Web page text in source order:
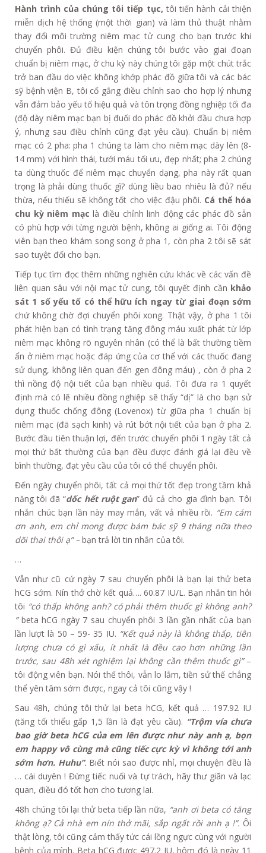
Hành trình của chúng tôi tiếp tục, tôi tiến hành cải thiện
miễn dịch hệ thống (một thời gian) và làm thủ thuật nhằm
thay đổi môi trường niêm mạc tử cung cho bạn trước khi
chuyển phôi. Đủ điều kiện chúng tôi bước vào giai đoạn
chuẩn bị niêm mạc, ở chu kỳ này chúng tôi gặp một chút trắc
trở ban đầu do việc không khớp phác đồ giữa tôi và các bác
sỹ bệnh viện B, tôi cố gắng điều chỉnh sao cho hợp lý nhưng
vẫn đảm bảo yếu tố hiệu quả và tôn trọng đồng nghiệp tối đa
(độ dày niêm mạc bạn bị đuối do phác đồ khởi đầu chưa hợp
ý, nhưng sau điều chỉnh cũng đạt yêu cầu). Chuẩn bị niêm
mạc có 2 pha: pha 1 chúng ta làm cho niêm mạc dày lên (8-
14 mm) với hình thái, tưới máu tối ưu, đẹp nhất; pha 2 chúng
ta dùng thuốc để niêm mạc chuyển dạng, pha này rất quan
trọng là phải dùng thuốc gì? dùng liều bao nhiêu là đủ? nếu
thừa, nếu thiếu sẽ không tốt cho việc đậu phôi. Cá thể hóa
chu kỳ niêm mạc là điều chỉnh linh động các phác đồ sẵn
có phù hợp với từng người bệnh, không ai giống ai. Tôi động
viên bạn theo khám song song ở pha 1, còn pha 2 tôi sẽ sát
sao tuyệt đối cho bạn.
Tiếp tục tìm đọc thêm những nghiên cứu khác về các vấn đề
liên quan sâu với nội mạc tử cung, tôi quyết định cần khảo
sát 1 số yếu tố có thể hữu ích ngay từ giai đoạn sớm
chứ không chờ đợi chuyển phôi xong. Thật vậy, ở pha 1 tôi
phát hiện bạn có tình trạng tăng đông máu xuất phát từ lớp
niêm mạc không rõ nguyên nhân (có thể là bất thường tiềm
ẩn ở niêm mạc hoặc đáp ứng của cơ thể với các thuốc đang
sử dụng, không liên quan đến gen đông máu) , còn ở pha 2
thì nồng độ nội tiết của bạn nhiều quá. Tôi đưa ra 1 quyết
định mà có lẽ nhiều đồng nghiệp sẽ thấy “dị” là cho bạn sử
dụng thuốc chống đông (Lovenox) từ giữa pha 1 chuẩn bị
niêm mạc (đã sạch kinh) và rút bớt nội tiết của bạn ở pha 2.
Bước đầu tiên thuận lợi, đến trước chuyển phôi 1 ngày tất cả
mọi thứ bất thường của bạn đều được đánh giá lại đều về
bình thường, đạt yêu cầu của tôi có thể chuyển phôi.
Đến ngày chuyển phôi, tất cả mọi thứ tốt đẹp trong tầm khả
năng tôi đã “dốc hết ruột gan” đủ cả cho gia đình bạn. Tôi
nhắn chúc bạn lần này may mắn, vất vả nhiều rồi. “Em cám
ơn anh, em chỉ mong được bám bác sỹ 9 tháng nữa theo
dõi thai thôi ạ” –bạn trả lời tin nhắn của tôi.
…
Vẫn như cũ cứ ngày 7 sau chuyển phôi là bạn lại thử beta
hCG sớm. Nín thở chờ kết quả…. 60.87 IU/L. Bạn nhắn tin hỏi
tôi “có thấp không anh? có phải thêm thuốc gì không anh?
” beta hCG ngày 7 sau chuyển phôi 3 lần gần nhất của bạn
lần lượt là 50 – 59- 35 IU. “Kết quả này là không thấp, tiên
lượng chưa có gì xấu, ít nhất là đều cao hơn những lần
trước, sau 48h xét nghiệm lại không cần thêm thuốc gì”–
tôi động viên bạn. Nói thế thôi, vẫn lo lắm, tiền sử thế chẳng
thể yên tâm sớm được, ngay cả tôi cũng vậy !
Sau 48h, chúng tôi thử lại beta hCG, kết quả … 197.92 IU
(tăng tối thiểu gấp 1,5 lần là đạt yêu cầu). “Trộm vía chưa
bao giờ beta hCG của em lên được như này anh ạ, bọn
em happy vô cùng mà cũng tiếc cực kỳ vì không tới anh
sớm hơn. Huhu”. Biết nói sao được nhỉ, mọi chuyện đều là
… cái duyên ! Đừng tiếc nuối và tự trách, hãy thư giãn và lạc
quan, điều đó tốt hơn cho tương lai.
48h chúng tôi lại thử beta tiếp lần nữa, “anh ơi beta có tăng
không ạ? Cả nhà em nín thở mãi, sắp ngất rồi anh ạ !”. Ôi
thật lòng, tôi cũng cảm thấy tức cái lồng ngực cùng với người
bệnh của mình. Beta hCG được 497.2 IU, hôm đó là ngày 11